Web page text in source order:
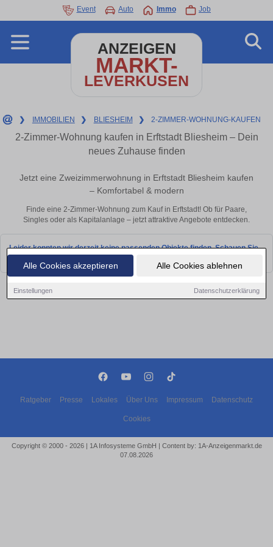
Alle Cookies akzeptieren Alle Cookies ablehnen
Einstellungen Datenschutzerklärung
Event Auto Immo Job
ANZEIGEN
MARKT-
LEVERKUSEN
❯ IMMOBILIEN ❯ BLIESHEIM ❯ 2-ZIMMER-WOHNUNG-KAUFEN
2-Zimmer-Wohnung kaufen in Erftstadt Bliesheim – Dein
neues Zuhause finden
Jetzt eine Zweizimmerwohnung in Erftstadt Bliesheim kaufen
– Komfortabel & modern
Finde eine 2-Zimmer-Wohnung zum Kauf in Erftstadt! Ob für Paare,
Singles oder als Kapitalanlage – jetzt attraktive Angebote entdecken.
Leider konnten wir derzeit keine passenden Objekte finden. Schauen Sie
Ratgeber Presse Lokales Über Uns Impressum Datenschutz
Cookies
Copyright © 2000 - 2026 | 1A Infosysteme GmbH | Content by: 1A-Anzeigenmarkt.de
07.08.2026